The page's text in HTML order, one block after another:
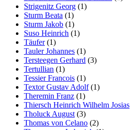
Strigenitz Georg (1)
Sturm Beata (1)
Sturm Jakob (1)
Suso Heinrich (1)
Täufer(1)
Tauler Johannes (1)
Tersteegen Gerhard (3)
Tertullian (1)
Tessier Francois (1)
Textor Gustav Adolf(1)
Theremin Franz (1)
Thiersch Heinrich Wilhelm Josias
Tholuck August (3)
Thomas von Celano (2)